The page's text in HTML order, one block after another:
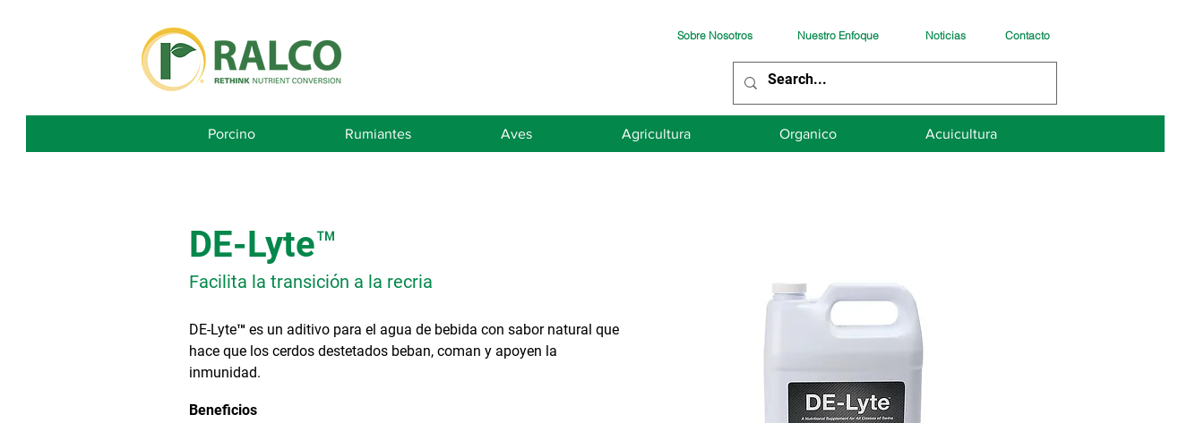
Sobre Nosotros Nuestro Enfoque Noticias Contacto
Porcino Rumiantes Aves Agricultura Organico Acuicultura
DE-Lyte™
Facilita la transición a la recria
DE-Lyte™ es un aditivo para el agua de bebida con sabor natural que
hace que los cerdos destetados beban, coman y apoyen la
inmunidad.
Beneficios